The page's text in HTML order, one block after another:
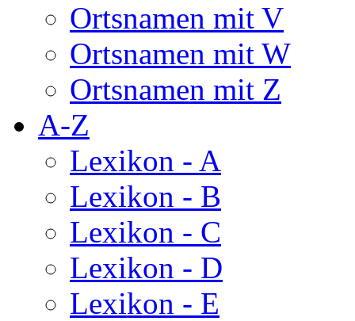
Ortsnamen mit V
Ortsnamen mit W
Ortsnamen mit Z
A-Z
Lexikon - A
Lexikon - B
Lexikon - C
Lexikon - D
Lexikon - E